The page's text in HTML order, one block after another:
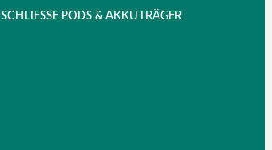
SCHLIESSE PODS & AKKUTRÄGER